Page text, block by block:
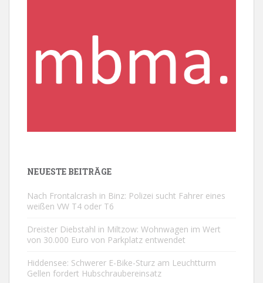
NEUESTE BEITRÄGE
Nach Frontalcrash in Binz: Polizei sucht Fahrer eines
weißen VW T4 oder T6
Dreister Diebstahl in Miltzow: Wohnwagen im Wert
von 30.000 Euro von Parkplatz entwendet
Hiddensee: Schwerer E-Bike-Sturz am Leuchtturm
Gellen fordert Hubschraubereinsatz